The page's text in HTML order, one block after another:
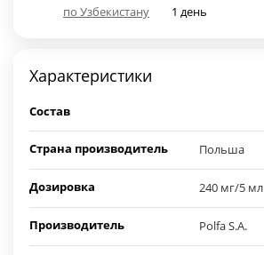
по Узбекистану
1 день
Характеристики
Состав
Страна производитель Польша
Дозировка 240 мг/5 мл
Производитель Роlfa S.A.